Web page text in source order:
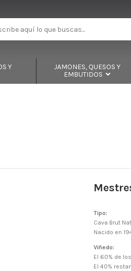
Y
JAMONES, QUESOS Y
EMBUTIDOS
Tipo:
Cava Brut
Nacido en
Viñedo:
El 60% de
El 40%